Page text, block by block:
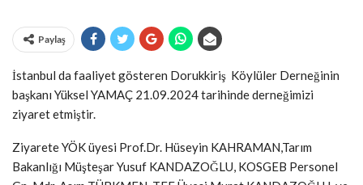
Paylaş
İstanbul da faaliyet gösteren Dorukkiriş Köylüler Derneğinin
başkanı Yüksel YAMAÇ 21.09.2024 tarihinde derneğimizi
ziyaret etmiştir.
Ziyarete YÖK üyesi Prof.Dr. Hüseyin KAHRAMAN,Tarım
Bakanlığı Müşteşar Yusuf KANDAZOĞLU, KOSGEB Personel